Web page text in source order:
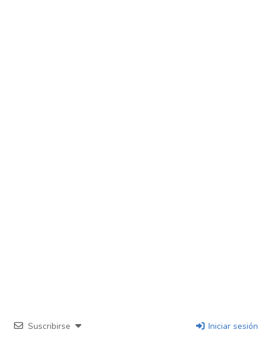
Suscribirse Iniciar sesión